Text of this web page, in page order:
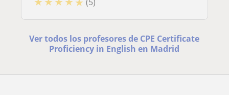
Ver todos los profesores de CPE Certificate
Proficiency in English en Madrid